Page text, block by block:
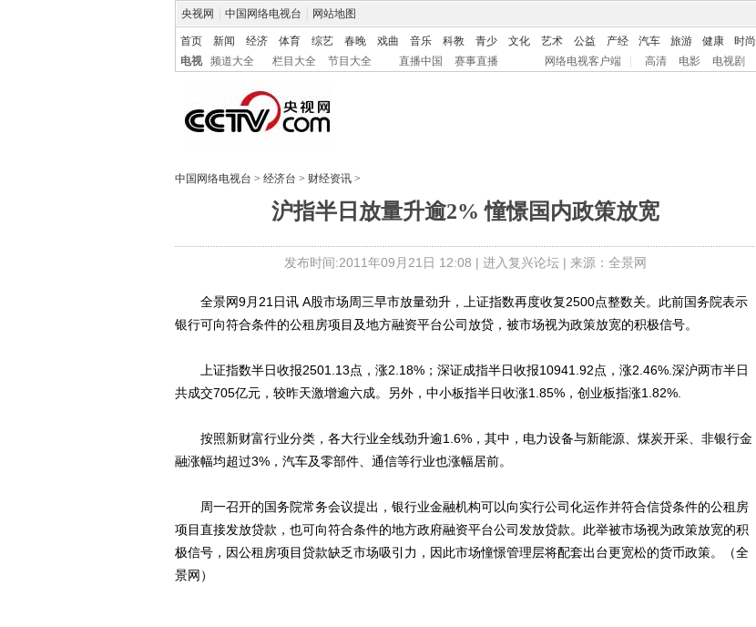
央视网 中国网络电视台 网站地图
首页 新闻 经济 体育 综艺 春晚 戏曲 音乐 科教 青少 文化 艺术 公益 产经 汽车 旅游 健康 时尚
电视
频道大全 栏目大全 节目大全 直播中国 赛事直播 网络电视客户端 高清 电影 电视剧
中国网络电视台 > 经济台 > 财经资讯 >
沪指半日放量升逾2% 憧憬国内政策放宽
发布时间:2011年09月21日 12:08 | 进入复兴论坛| 来源：全景网
全景网9月21日讯 A股市场周三早市放量劲升，上证指数再度收复2500点整数关。此前国务院表示
银行可向符合条件的公租房项目及地方融资平台公司放贷，被市场视为政策放宽的积极信号。
上证指数半日收报2501.13点，涨2.18%；深证成指半日收报10941.92点，涨2.46%.深沪两市半日
共成交705亿元，较昨天激增逾六成。另外，中小板指半日收涨1.85%，创业板指涨1.82%.
按照新财富行业分类，各大行业全线劲升逾1.6%，其中，电力设备与新能源、煤炭开采、非银行金
融涨幅均超过3%，汽车及零部件、通信等行业也涨幅居前。
周一召开的国务院常务会议提出，银行业金融机构可以向实行公司化运作并符合信贷条件的公租房
项目直接发放贷款，也可向符合条件的地方政府融资平台公司发放贷款。此举被市场视为政策放宽的积
极信号，因公租房项目贷款缺乏市场吸引力，因此市场憧憬管理层将配套出台更宽松的货币政策。（全
景网）